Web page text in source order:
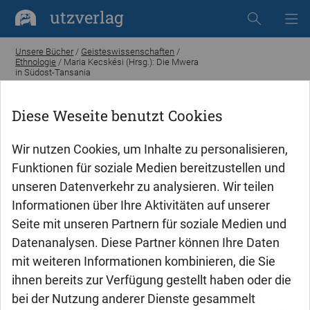
Diese Weseite benutzt Cookies
Wir nutzen Cookies, um Inhalte zu personalisieren,
Funktionen für soziale Medien bereitzustellen und
unseren Datenverkehr zu analysieren. Wir teilen
Informationen über Ihre Aktivitäten auf unserer
Seite mit unseren Partnern für soziale Medien und
Datenanalysen. Diese Partner können Ihre Daten
mit weiteren Informationen kombinieren, die Sie
ihnen bereits zur Verfügung gestellt haben oder die
bei der Nutzung anderer Dienste gesammelt
utzverlag
Unsere Bücher / Geisteswissenschaften /
Ethnologie / Maria Kecskési (Hrsg.): Die Mwera
in Südost-Tansania